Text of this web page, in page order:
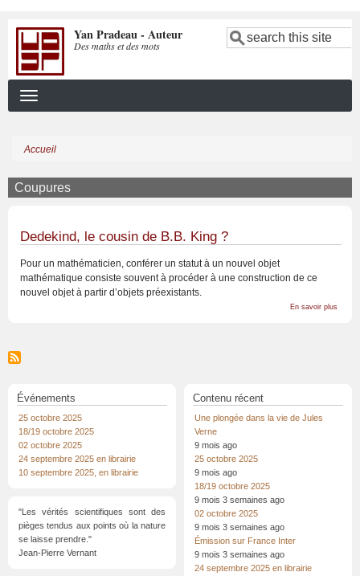
contenu
principal
Search
Yan Pradeau - Auteur
Des maths et des mots
d'Ariane
Accueil
Coupures
Dedekind, le cousin de B.B. King ?
Pour un mathématicien, conférer un statut à un nouvel objet
mathématique consiste souvent à procéder à une construction de ce
nouvel objet à partir d’objets préexistants.
En savoir plus
Événements
25 octobre 2025
18/19 octobre 2025
02 octobre 2025
24 septembre 2025 en librairie
10 septembre 2025, en librairie
"Les vérités scientifiques sont des
pièges tendus aux points où la nature
se laisse prendre."
Jean-Pierre Vernant
Contenu récent
Une plongée dans la vie de Jules
Verne
9 mois ago
25 octobre 2025
9 mois ago
18/19 octobre 2025
9 mois 3 semaines ago
02 octobre 2025
9 mois 3 semaines ago
Émission sur France Inter
9 mois 3 semaines ago
24 septembre 2025 en librairie